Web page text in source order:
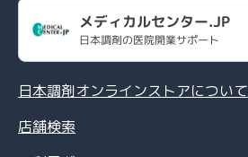
メディカルセンター.JP
日本調剤の医院開業サポート
日本調剤オンラインストアについて
店舗検索